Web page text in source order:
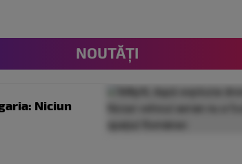
NOUTĂȚI
Niciun